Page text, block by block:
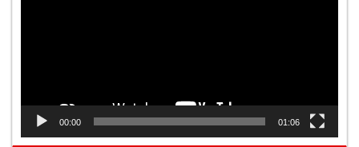
00:00 01:06